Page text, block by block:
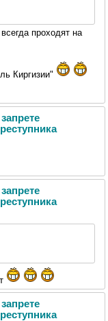
проходят на
Киргизии"